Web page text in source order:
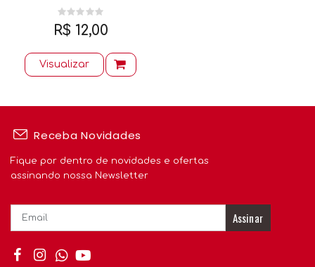
R$ 12,00
Visualizar
Receba Novidades
Fique por dentro de novidades e ofertas
assinando nossa Newsletter
Assinar